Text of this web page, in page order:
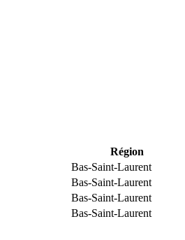
Région
Bas-Saint-Laurent
Bas-Saint-Laurent
Bas-Saint-Laurent
Bas-Saint-Laurent